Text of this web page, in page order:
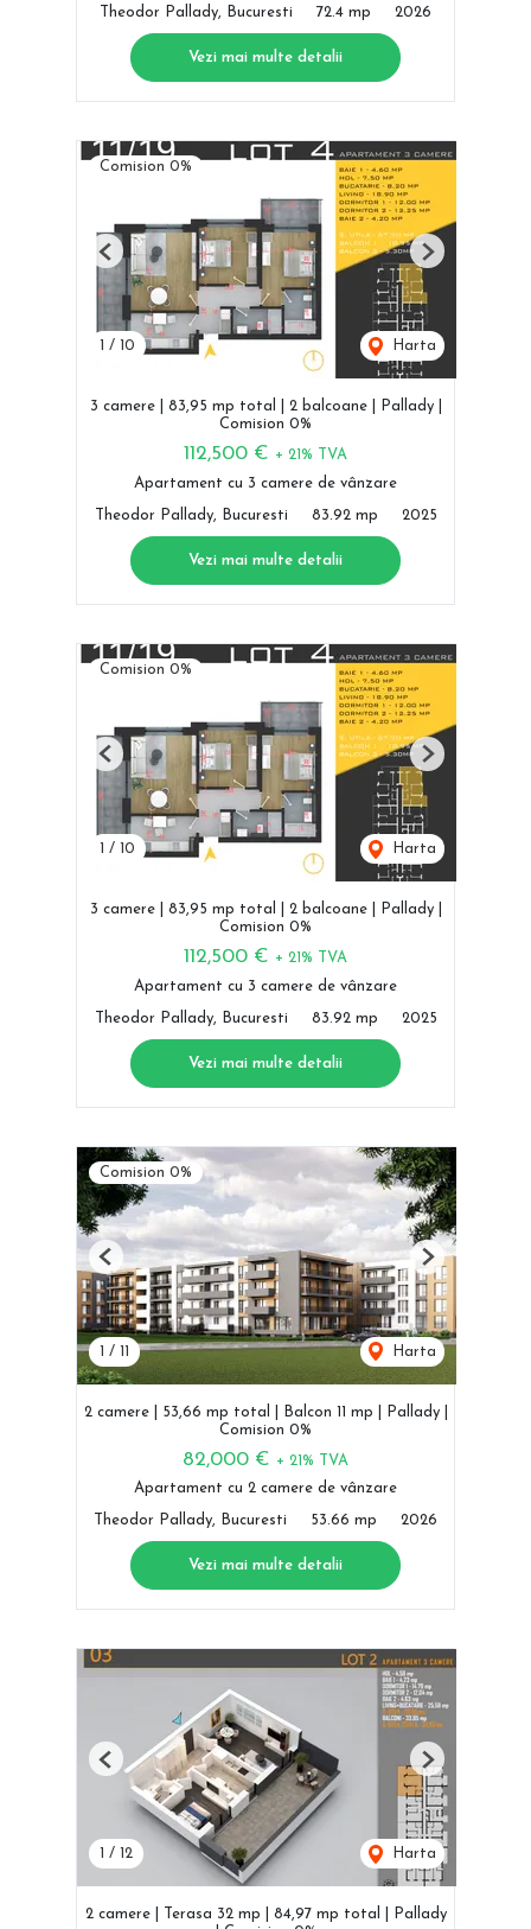
Theodor Pallady, Bucuresti 72.4 mp 2026
Vezi mai multe detalii
Comision 0%
1 / 10 Harta
Previous Next
3 camere | 83,95 mp total | 2 balcoane | Pallady |
Comision 0%
112,500 € + 21% TVA
Apartament cu 3 camere de vânzare
Theodor Pallady, Bucuresti 83.92 mp 2025
Vezi mai multe detalii
Comision 0%
1 / 10 Harta
Previous Next
3 camere | 83,95 mp total | 2 balcoane | Pallady |
Comision 0%
112,500 € + 21% TVA
Apartament cu 3 camere de vânzare
Theodor Pallady, Bucuresti 83.92 mp 2025
Vezi mai multe detalii
Comision 0%
1 / 11 Harta
Previous Next
2 camere | 53,66 mp total | Balcon 11 mp | Pallady |
Comision 0%
82,000 € + 21% TVA
Apartament cu 2 camere de vânzare
Theodor Pallady, Bucuresti 53.66 mp 2026
Vezi mai multe detalii
/ 12 Harta
Previous Next
2 camere | Terasa 32 mp | 84,97 mp total | Pallady